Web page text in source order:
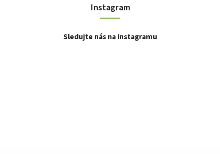
Instagram
Sledujte nás na Instagramu